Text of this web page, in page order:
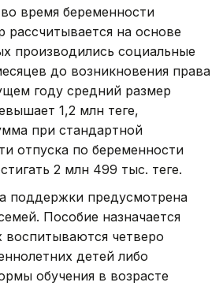
время беременности
рассчитывается на основе
производились социальные
до возникновения права
году средний размер
1,2 млн теңге,
при стандартной
отпуска по беременности
2 млн 499 тыс. теңге.
поддержки предусмотрена
Пособие назначается
четверо
детей либо
обучения в возрасте